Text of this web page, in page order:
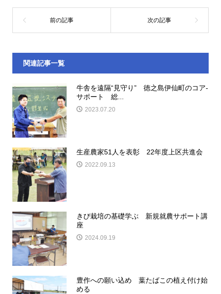
関連記事一覧
牛舎を遠隔“見守り” 徳之島伊仙町のコア‐
サポート 総...
2023.07.20
生産農家51人を表彰 22年度上区共進会
2022.09.13
きび栽培の基礎学ぶ 新規就農サポート講
座
2024.09.19
豊作への願い込め 葉たばこの植え付け始
める